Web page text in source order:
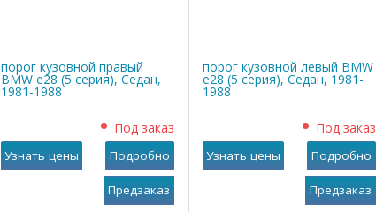
порог кузовной правый
BMW е28 (5 серия), Седан,
1981-1988
Под заказ
Узнать цены Подробно
порог кузовной левый BMW
е28 (5 серия), Седан, 1981-
1988
Под заказ
Узнать цены Подробно